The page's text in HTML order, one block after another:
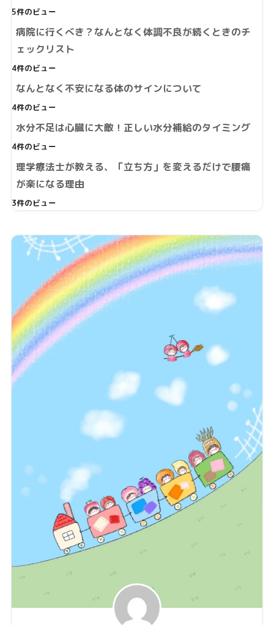
5件のビュー
病院に行くべき？なんとなく体調不良が続くときのチ
ェックリスト
4件のビュー
なんとなく不安になる体のサインについて
4件のビュー
水分不足は心臓に大敵！正しい水分補給のタイミング
4件のビュー
理学療法士が教える、「立ち方」を変えるだけで腰痛
が楽になる理由
3件のビュー